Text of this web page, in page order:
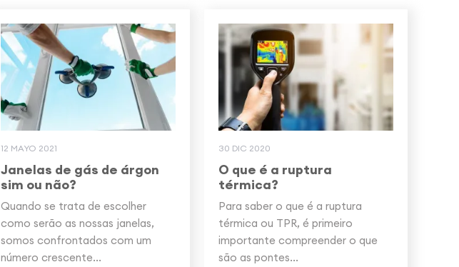
12 MAYO 2021
Janelas de gás de árgon
sim ou não?
Quando se trata de escolher
como serão as nossas janelas,
somos confrontados com um
número crescente...
30 DIC 2020
O que é a ruptura
térmica?
Para saber o que é a ruptura
térmica ou TPR, é primeiro
importante compreender o que
são as pontes...